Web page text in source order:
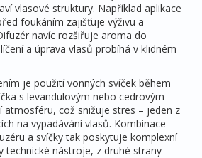
vlasové struktury. Například aplikace
foukáním zajišťuje výživu a
navíc rozšiřuje aroma do
a úprava vlasů probíhá v klidném
je použití vonných svíček během
s levandulovým nebo cedrovým
atmosféru, což snižuje stres – jeden z
na vypadávání vlasů. Kombinace
a svíčky tak poskytuje komplexní
technické nástroje, z druhé strany